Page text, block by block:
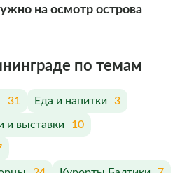
на осмотр острова
по темам
31 Еда и напитки 3
и выставки 10